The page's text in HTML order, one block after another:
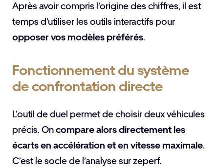
Après avoir compris l’origine des chiffres, il est
temps d’utiliser les outils interactifs pour
opposer vos modèles préférés.
Fonctionnement du système
de confrontation directe
L’outil de duel permet de choisir deux véhicules
précis. Oncompare alors directement les
écarts en accélération et en vitesse maximale.
C’est le socle de l’analyse sur zeperf.